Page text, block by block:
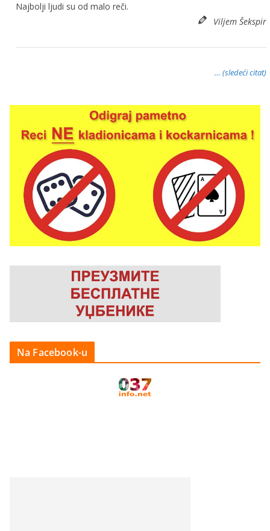
Najbolji ljudi su od malo reči.
Viljem Šekspir
… (sledeći citat)
Na Facebook-u